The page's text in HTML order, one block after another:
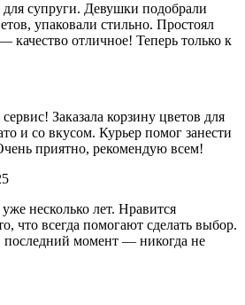
для супруги. Девушки подобрали
упаковали стильно. Простоял
качество отличное! Теперь только к
Заказала корзину цветов для
и со вкусом. Курьер помог занести
приятно, рекомендую всем!
несколько лет. Нравится
что всегда помогают сделать выбор.
последний момент — никогда не